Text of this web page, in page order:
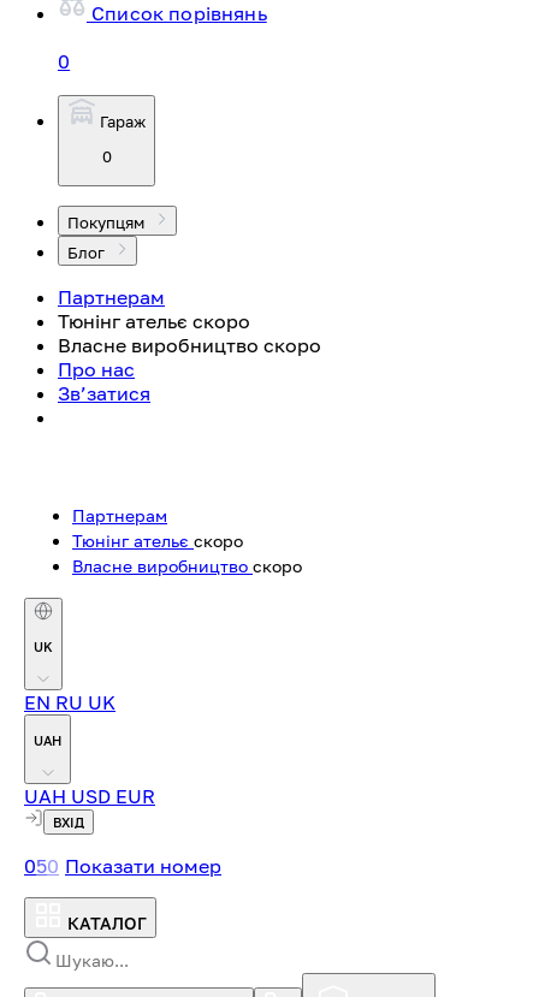
Список порівнянь
0
Гараж
0
Покупцям
Блог
Партнерам
Тюнінг ательє скоро
Власне виробництво скоро
Про нас
Зв’затися
Партнерам
Тюнінг ательє скоро
Власне виробництво скоро
UK
EN RU UK
UAH
UAH USD EUR
ВХІД
050 Показати номер
КАТАЛОГ